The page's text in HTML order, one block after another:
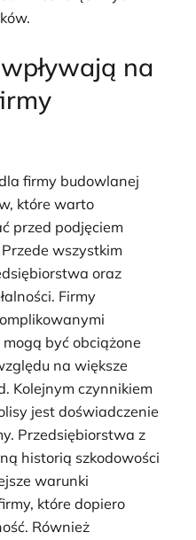
na
firmy budowlanej
które warto
przed podjęciem
wszystkim
oraz
Firmy
być obciążone
na większe
Kolejnym czynnikiem
jest doświadczenie
Przedsiębiorstwa z
historią szkodowości
warunki
które dopiero
Również